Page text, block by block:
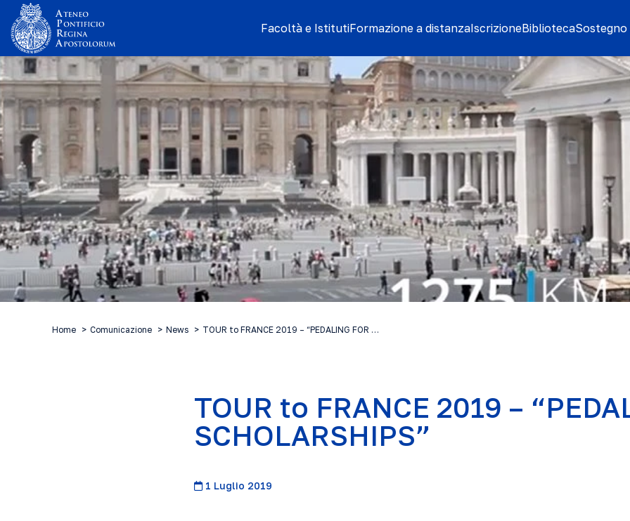
Facoltà e IstitutiFormazione a distanzaIscrizioneBiblioteca
Home Comunicazione News TOUR to FRANCE 2019 – “PEDALING FOR …
TOUR to FRANCE 2019 –
SCHOLARSHIPS”
1 Luglio 2019